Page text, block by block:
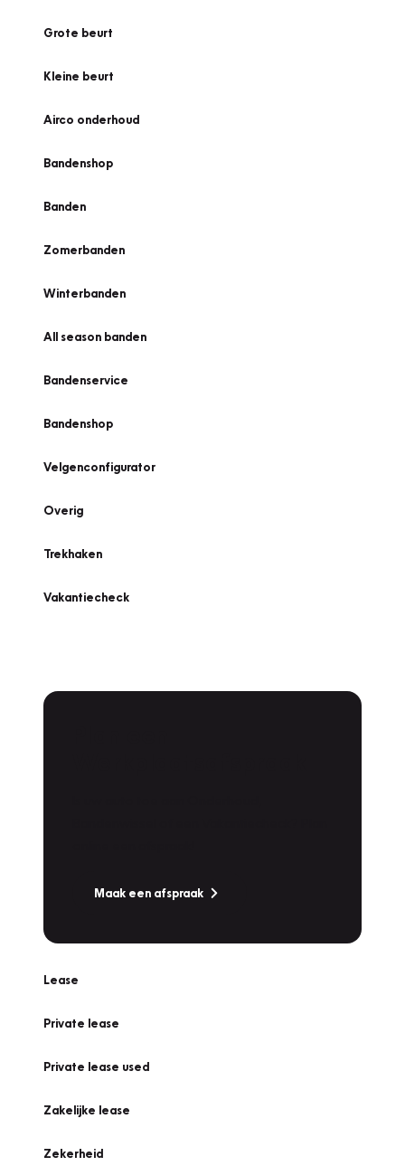
Grote beurt
Kleine beurt
Airco onderhoud
Bandenshop
Banden
Zomerbanden
Winterbanden
All season banden
Bandenservice
Bandenshop
Velgenconfigurator
Overig
Trekhaken
Vakantiecheck
Maak een afspraak
Lease
Private lease
Private lease used
Zakelijke lease
Zekerheid